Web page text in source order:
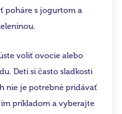
poháre s jogurtom a
voliť ovocie alebo
Deti si často sladkosti
nie je potrebné pridávať
príkladom a vyberajte